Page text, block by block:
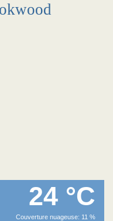
24 °C
Couverture nuageuse: 11 %